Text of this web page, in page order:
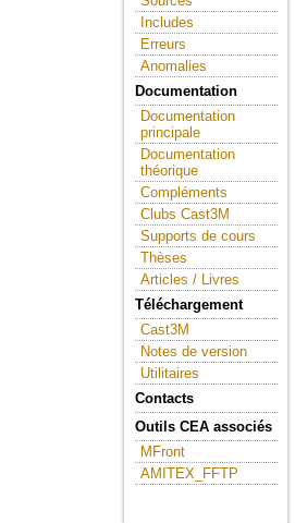
Includes
Erreurs
Anomalies
Documentation
Documentation
principale
Documentation
théorique
Compléments
Clubs Cast3M
Supports de cours
Thèses
Articles / Livres
Téléchargement
Cast3M
Notes de version
Utilitaires
Contacts
Outils CEA associés
MFront
AMITEX_FFTP